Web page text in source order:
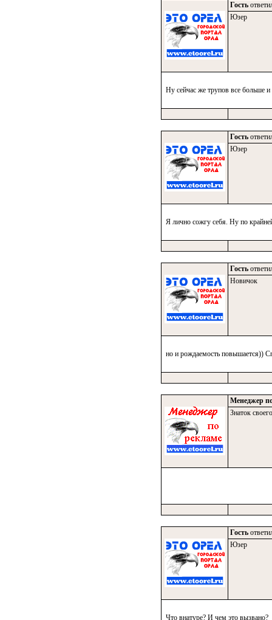
Гость
Юзер
Ну сейчас же трупов все больше
Гость
Юзер
Я лично сожгу себя. Ну по
Гость
Новичок
но и рождаемость повышается))
Менеджер
Знаток
Гость
Юзер
Что внатуре? И чем это вызвано?